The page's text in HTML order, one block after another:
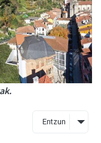
Entzun